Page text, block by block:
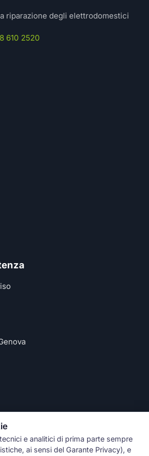
riparazione degli elettrodomestici
610 2520
e analitici di prima parte sempre
ai sensi del Garante Privacy), e